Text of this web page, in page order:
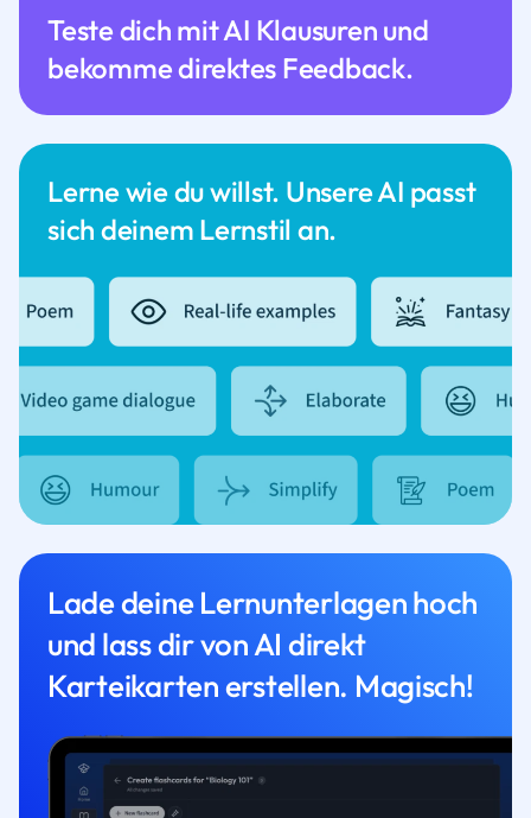
Lerne wie du willst. Unsere AI passt
sich deinem Lernstil an.
Teste dich mit AI Klausuren und
bekomme direktes Feedback.
Lade deine Lernunterlagen hoch
und lass dir von AI direkt
Karteikarten erstellen. Magisch!